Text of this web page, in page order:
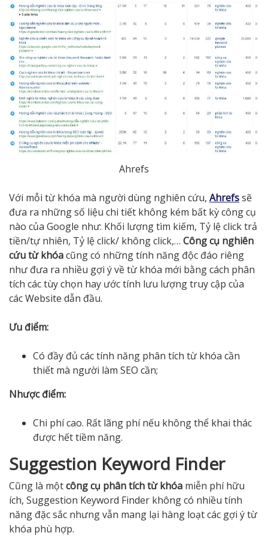
Ahrefs
Với mỗi từ khóa mà người dùng nghiên cứu, Ahrefssẽ
đưa ra những số liệu chi tiết không kém bất kỳ công cụ
nào của Google như: Khối lượng tìm kiếm, Tỷ lệ click trả
tiền/tự nhiên, Tỷ lệ click/ không click,… Công cụ nghiên
cứu từ khóacũng có những tính năng độc đáo riêng
như đưa ra nhiều gợi ý về từ khóa mới bằng cách phân
tích các tùy chọn hay ước tính lưu lượng truy cập của
các Website dẫn đầu.
Ưu điểm:
Có đầy đủ các tính năng phân tích từ khóa cần
thiết mà người làm SEO cần;
Nhược điểm:
Chi phí cao. Rất lãng phí nếu không thể khai thác
được hết tiềm năng.
Suggestion Keyword Finder
Cũng là mộtcông cụ phân tích từ khóa miễn phí hữu
ích, Suggestion Keyword Finder không có nhiều tính
năng đặc sắc nhưng vẫn mang lại hàng loạt các gợi ý từ
khóa phù hợp.